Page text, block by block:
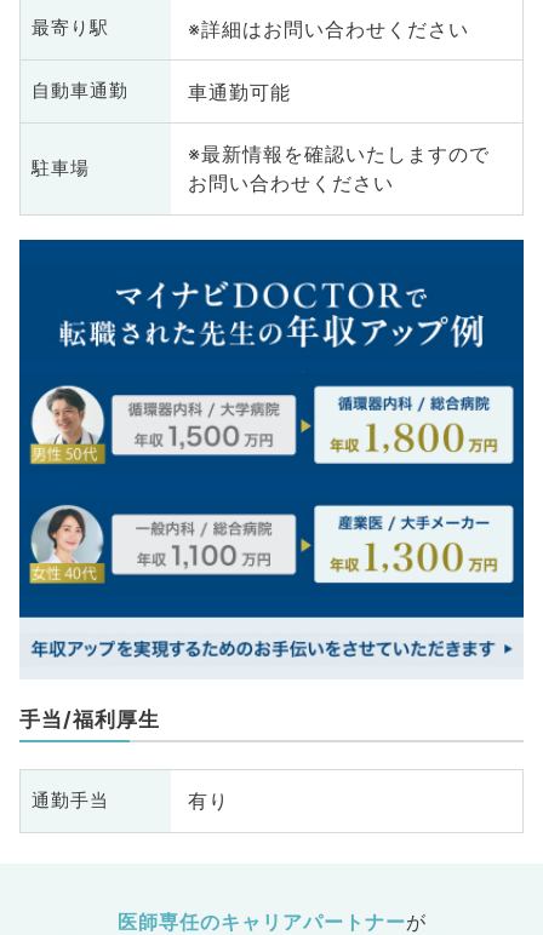
最寄り駅 ※詳細はお問い合わせください
自動車通勤 車通勤可能
駐車場
※最新情報を確認いたしますので
お問い合わせください
手当/福利厚生
通勤手当 有り
医師専任のキャリアパートナーが